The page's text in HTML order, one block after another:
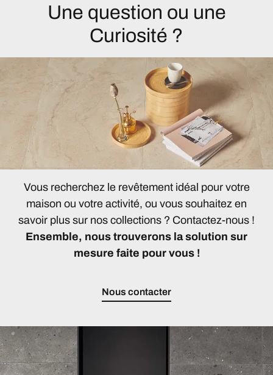
Une question ou une
Curiosité ?
Vous recherchez le revêtement idéal pour votre
maison ou votre activité, ou vous souhaitez en
savoir plus sur nos collections ? Contactez-nous !
Ensemble, nous trouverons la solution sur
mesure faite pour vous !
Nous contacter